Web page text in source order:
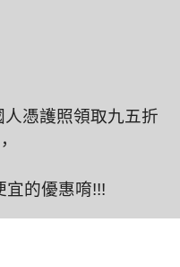
憑護照領取九五折
宜的優惠唷!!!